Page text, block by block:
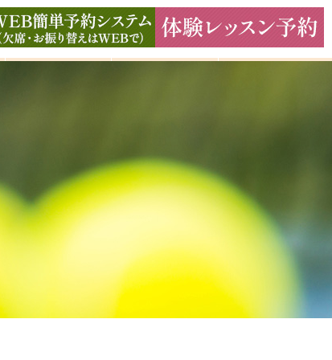
ギャラリー アクセス よくある質問